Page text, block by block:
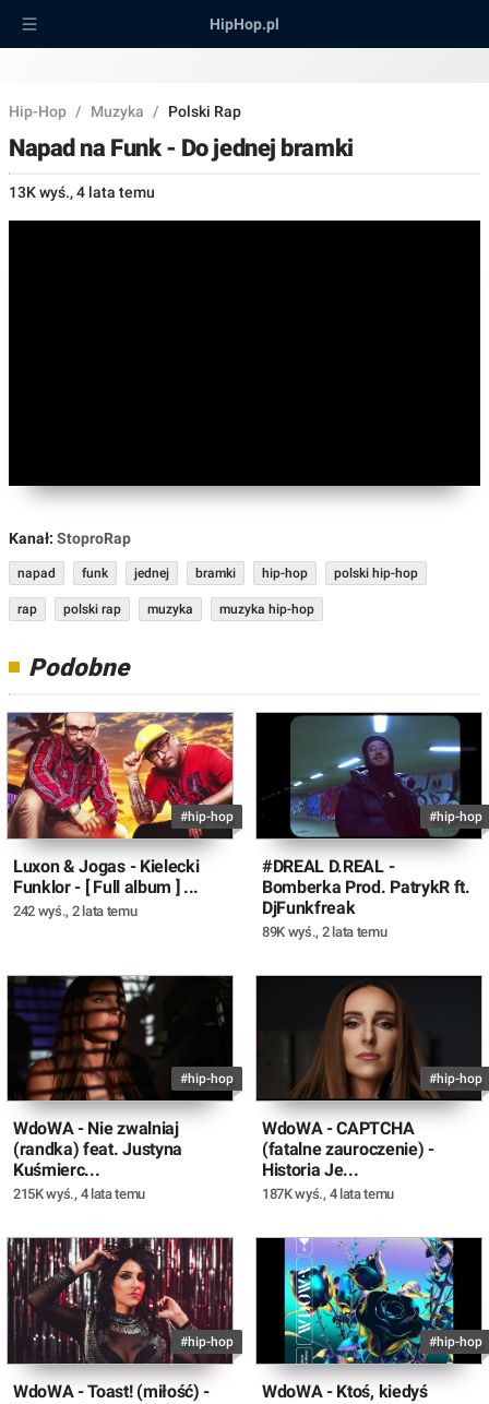
HipHop.pl
Hip-Hop / Muzyka / Polski Rap
Napad na Funk - Do jednej bramki
13K wyś.,4 lata temu
Kanał: StoproRap
napad funk jednej bramki hip-hop polski hip-hop
rap polski rap muzyka muzyka hip-hop
Podobne
#hip-hop
Luxon & Jogas - Kielecki
Funklor - [ Full album ] ...
242 wyś., 2 lata temu
#hip-hop
#DREAL D.REAL -
Bomberka Prod. PatrykR ft.
DjFunkfreak
89K wyś., 2 lata temu
#hip-hop
WdoWA - Nie zwalniaj
(randka) feat. Justyna
Kuśmierc...
215K wyś., 4 lata temu
#hip-hop
WdoWA - CAPTCHA
(fatalne zauroczenie) -
Historia Je...
187K wyś., 4 lata temu
#hip-hop
WdoWA - Toast! (miłość) -
#hip-hop
WdoWA - Ktoś, kiedyś